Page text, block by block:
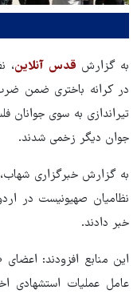
به گزارش قدس آنلاین،
در کرانه باختری ضمن
جوان دیگر زخمی شدند.
به گزارش خبرگزاری
نظامیان صهیونیست در
خبر دادند.
این منابع افزودند:
عامل عملیات استشهادی